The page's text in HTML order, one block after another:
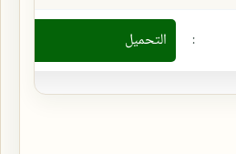
: التحميل